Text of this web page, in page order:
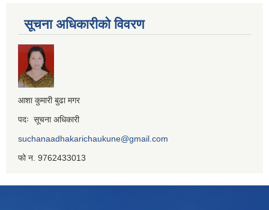
सूचना अधिकारीको विवरण
आशा कुमारी बुढा मगर
पदः सूचना अधिकारी
suchanaadhakarichaukune@gmail.com
फो न. 9762433013